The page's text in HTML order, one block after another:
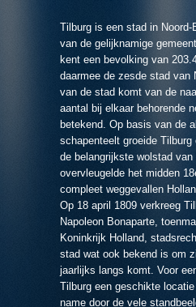
Tilburg is een stad in Noord-
van de gelijknamige
kent een bevolking van
daarmee de zesde stad van
van de stad komt van de
aantal bij elkaar behorende
betekend. Op basis van de
schapenteelt groeide
de belangrijkste wolstad van
overvleugelde het midden
compleet weggevallen
Op 18 april 1809 verkreeg
Napoleon Bonaparte,
Koninkrijk Holland,
stad wat ook bekend is om
jaarlijks langs komt. Voor
Tilburg een geschikte
name door de vele